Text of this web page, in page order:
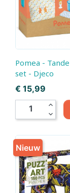
Pomea - Tandenborstel
set - Djeco
Prijs
€ 15,99
expand_less
expand_more
Nieuw